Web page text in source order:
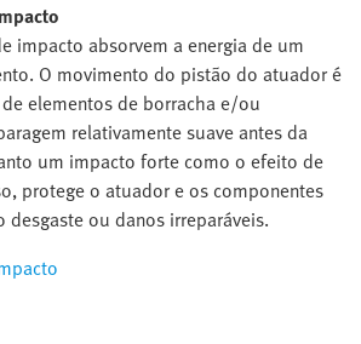
impacto absorvem a energia de um
O movimento do pistão do atuador é
elementos de borracha e/ou
relativamente suave antes da
um impacto forte como o efeito de
protege o atuador e os componentes
ou danos irreparáveis.